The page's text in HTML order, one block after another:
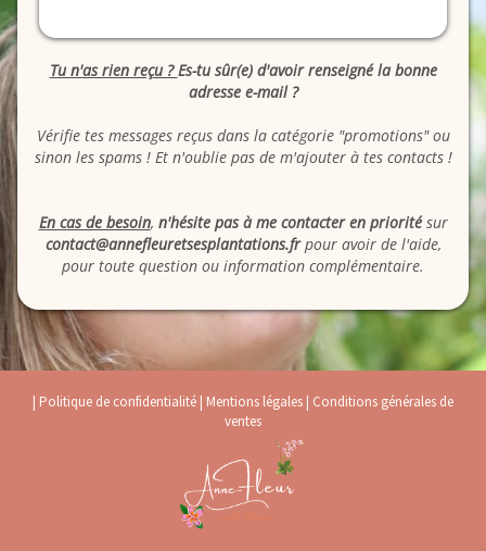
Tu n'as rien reçu ?Es-tu sûr(e) d'avoir renseigné la bonne
adresse e-mail ?
Vérifie tes messages reçus dans la catégorie "promotions" ou
sinon les spams ! Et n'oublie pas de m'ajouter à tes contacts !
En cas de besoin, n'hésite pas à me contacter en prioritésur
contact@annefleuretsesplantations.frpour avoir de l'aide,
pour toute question ou information complémentaire.
| Politique de confidentialité | Mentions légales | Conditions générales de
ventes